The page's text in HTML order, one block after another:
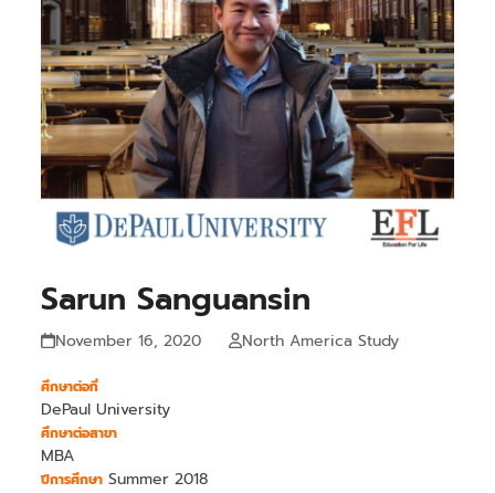
Sarun Sanguansin
November 16, 2020 North America Study
ศึกษาต่อที่
DePaul University
ศึกษาต่อสาขา
MBA
ปีการศึกษา Summer 2018